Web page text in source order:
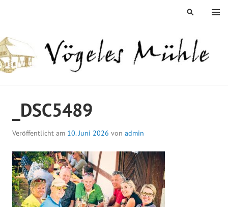
MENÜ
SUCHEN
_DSC5489
Veröffentlicht am 10. Juni 2026 von admin